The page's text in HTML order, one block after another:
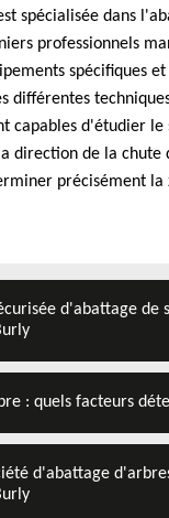
spécialisée dans
professionnels
spécifiques
différentes
capables d'étudier le
direction de la chute
précisément la
d'abattage de
: quels facteurs
d'abattage